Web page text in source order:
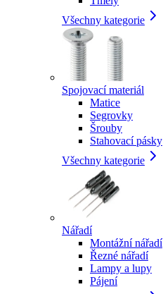
Všechny kategorie
Spojovací materiál
Matice
Segrovky
Šrouby
Stahovací pásky
Všechny kategorie
Nářadí
Montážní nářadí
Řezné nářadí
Lampy a lupy
Pájení